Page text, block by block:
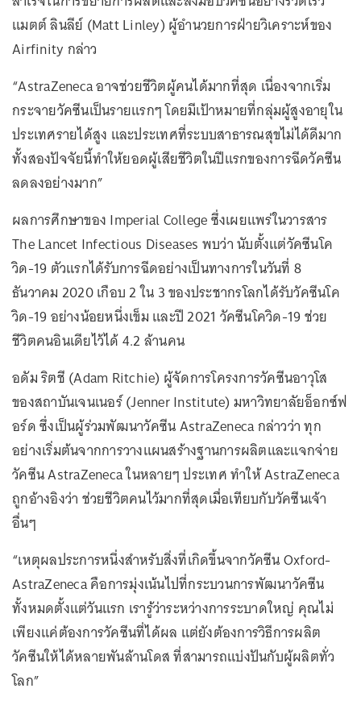
แมตต์ ลินลีย์ (Matt Linley) ผู้อำนวยการฝ่ายวิเคราะห์ของ
Airfinity กล่าว
“AstraZeneca อาจช่วยชีวิตผู้คนได้มากที่สุด เนื่องจากเริ่ม
กระจายวัคซีนเป็นรายแรกๆ โดยมีเป้าหมายที่กลุ่มผู้สูงอายุใน
ประเทศรายได้สูง และประเทศที่ระบบสาธารณสุขไม่ได้ดีมาก
ทั้งสองปัจจัยนี้ทำให้ยอดผู้เสียชีวิตในปีแรกของการฉีดวัคซีน
ลดลงอย่างมาก”
ผลการศึกษาของ Imperial College ซึ่งเผยแพร่ในวารสาร
The Lancet Infectious Diseases พบว่า นับตั้งแต่วัคซีนโค
วิด-19 ตัวแรกได้รับการฉีดอย่างเป็นทางการในวันที่ 8
ธันวาคม 2020 เกือบ 2 ใน 3 ของประชากรโลกได้รับวัคซีนโค
วิด-19 อย่างน้อยหนึ่งเข็ม และปี 2021 วัคซีนโควิด-19 ช่วย
ชีวิตคนอินเดียไว้ได้ 4.2 ล้านคน
อดัม ริตชี (Adam Ritchie) ผู้จัดการโครงการวัคซีนอาวุโส
ของสถาบันเจนเนอร์ (Jenner Institute) มหาวิทยาลัยอ็อกซ์ฟ
อร์ด ซึ่งเป็นผู้ร่วมพัฒนาวัคซีน AstraZeneca กล่าวว่า ทุก
อย่างเริ่มต้นจากการวางแผนสร้างฐานการผลิตและแจกจ่าย
วัคซีน AstraZeneca ในหลายๆ ประเทศ ทำให้ AstraZeneca
ถูกอ้างอิงว่า ช่วยชีวิตคนไว้มากที่สุดเมื่อเทียบกับวัคซีนเจ้า
อื่นๆ
“เหตุผลประการหนึ่งสำหรับสิ่งที่เกิดขึ้นจากวัคซีน Oxford-
AstraZeneca คือการมุ่งเน้นไปที่กระบวนการพัฒนาวัคซีน
ทั้งหมดตั้งแต่วันแรก เรารู้ว่าระหว่างการระบาดใหญ่ คุณไม่
เพียงแค่ต้องการวัคซีนที่ได้ผล แต่ยังต้องการวิธีการผลิต
วัคซีนให้ได้หลายพันล้านโดส ที่สามารถแบ่งปันกับผู้ผลิตทั่ว
โลก”